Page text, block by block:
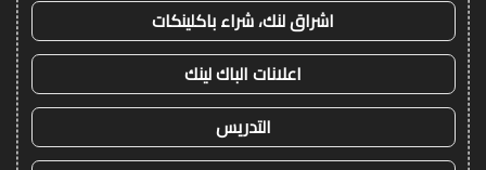
اشراق لنك، شراء باكلينكات
اعلانات الباك لينك
التدريس